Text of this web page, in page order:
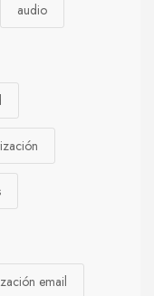
audio
email